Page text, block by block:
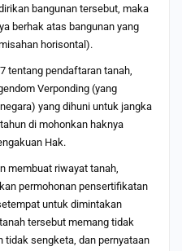
bangunan tersebut, maka
berhak atas bangunan yang
horisontal).
tentang pendaftaran tanah,
Verponding (yang
yang dihuni untuk jangka
di mohonkan haknya
Hak.
membuat riwayat tanah,
permohonan pensertifikatan
untuk dimintakan
tersebut memang tidak
tidak sengketa, dan pernyataan